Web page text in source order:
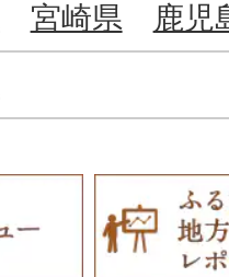
宮崎県
鹿児